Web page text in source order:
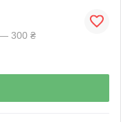
— 300 ₴